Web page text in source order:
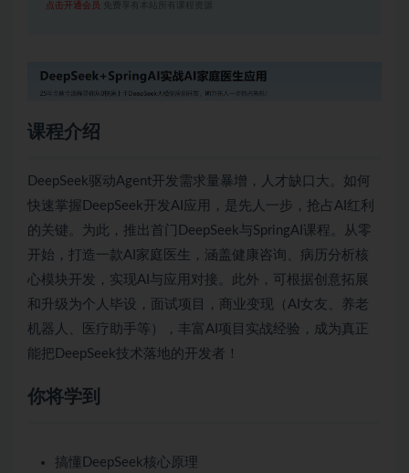
点击开通会员 免费享有本站所有课程资源
课程介绍
DeepSeek驱动Agent开发需求量暴增，人才缺口大。如何
快速掌握DeepSeek开发AI应用，是先人一步，抢占AI红利
的关键。为此，推出首门DeepSeek与SpringAI课程。从零
开始，打造一款AI家庭医生，涵盖健康咨询、病历分析核
心模块开发，实现AI与应用对接。此外，可根据创意拓展
和升级为个人毕设，面试项目，商业变现（AI女友、养老
机器人、医疗助手等），丰富AI项目实战经验，成为真正
能把DeepSeek技术落地的开发者！
你将学到
搞懂DeepSeek核心原理